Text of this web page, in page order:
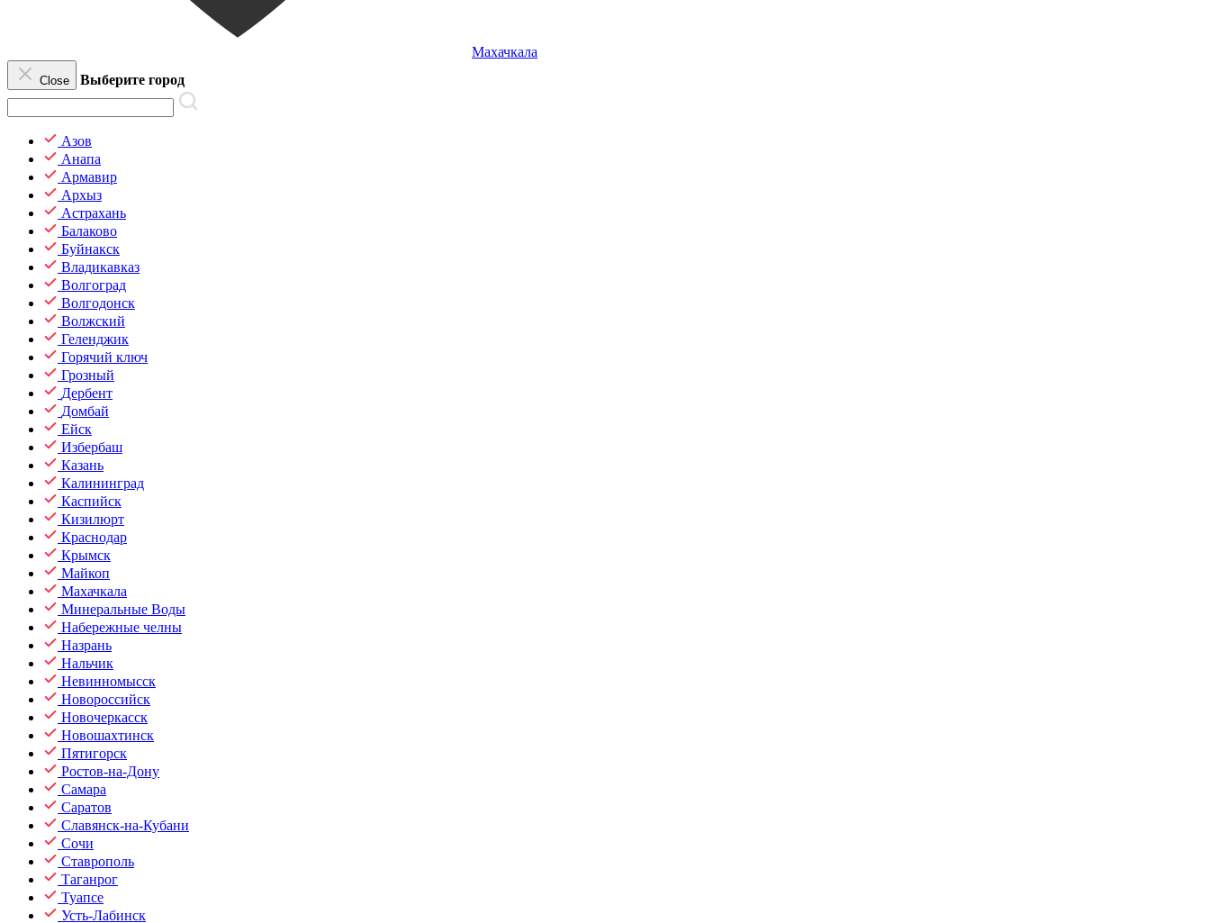
Махачкала
Close Выберите город
Азов
Анапа
Армавир
Архыз
Астрахань
Балаково
Буйнакск
Владикавказ
Волгоград
Волгодонск
Волжский
Геленджик
Горячий ключ
Грозный
Дербент
Домбай
Ейск
Избербаш
Казань
Калининград
Каспийск
Кизилюрт
Краснодар
Крымск
Майкоп
Махачкала
Минеральные Воды
Набережные челны
Назрань
Нальчик
Невинномысск
Новороссийск
Новочеркасск
Новошахтинск
Пятигорск
Ростов-на-Дону
Самара
Саратов
Славянск-на-Кубани
Сочи
Ставрополь
Таганрог
Туапсе
Усть-Лабинск